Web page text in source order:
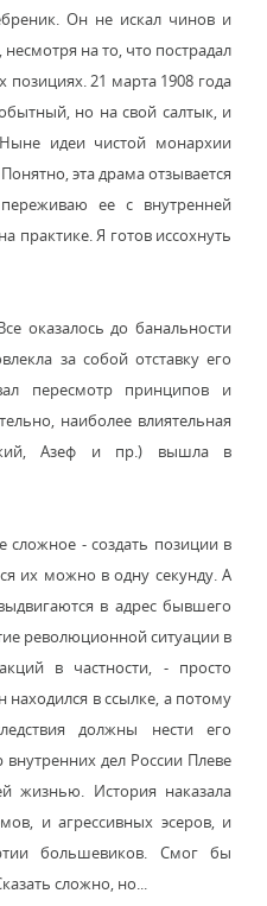
Он не искал чинов и
на то, что пострадал
позициях. 21 марта 1908 года
но на свой салтык, и
идеи чистой монархии
эта драма отзывается
ее с внутренней
Я готов иссохнуть
оказалось до банальности
за собой отставку его
пересмотр принципов и
наиболее влиятельная
Азеф и пр.) вышла в
- создать позиции в
их можно в одну секунду. А
в адрес бывшего
революционной ситуации в
в частности, - просто
находился в ссылке, а потому
должны нести его
дел России Плеве
жизнью. История наказала
и агрессивных эсеров, и
большевиков. Смог бы
сложно, но...